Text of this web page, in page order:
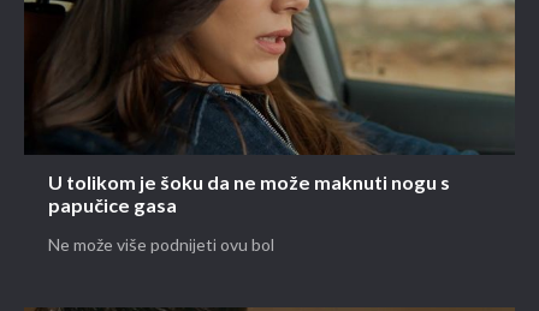
U tolikom je šoku da ne može maknuti nogu s
papučice gasa
Ne može više podnijeti ovu bol